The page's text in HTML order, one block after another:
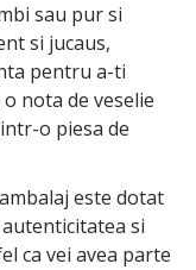
sau pur si
si jucaus,
pentru a-ti
nota de veselie
o piesa de
este dotat
autenticitatea si
ca vei avea parte